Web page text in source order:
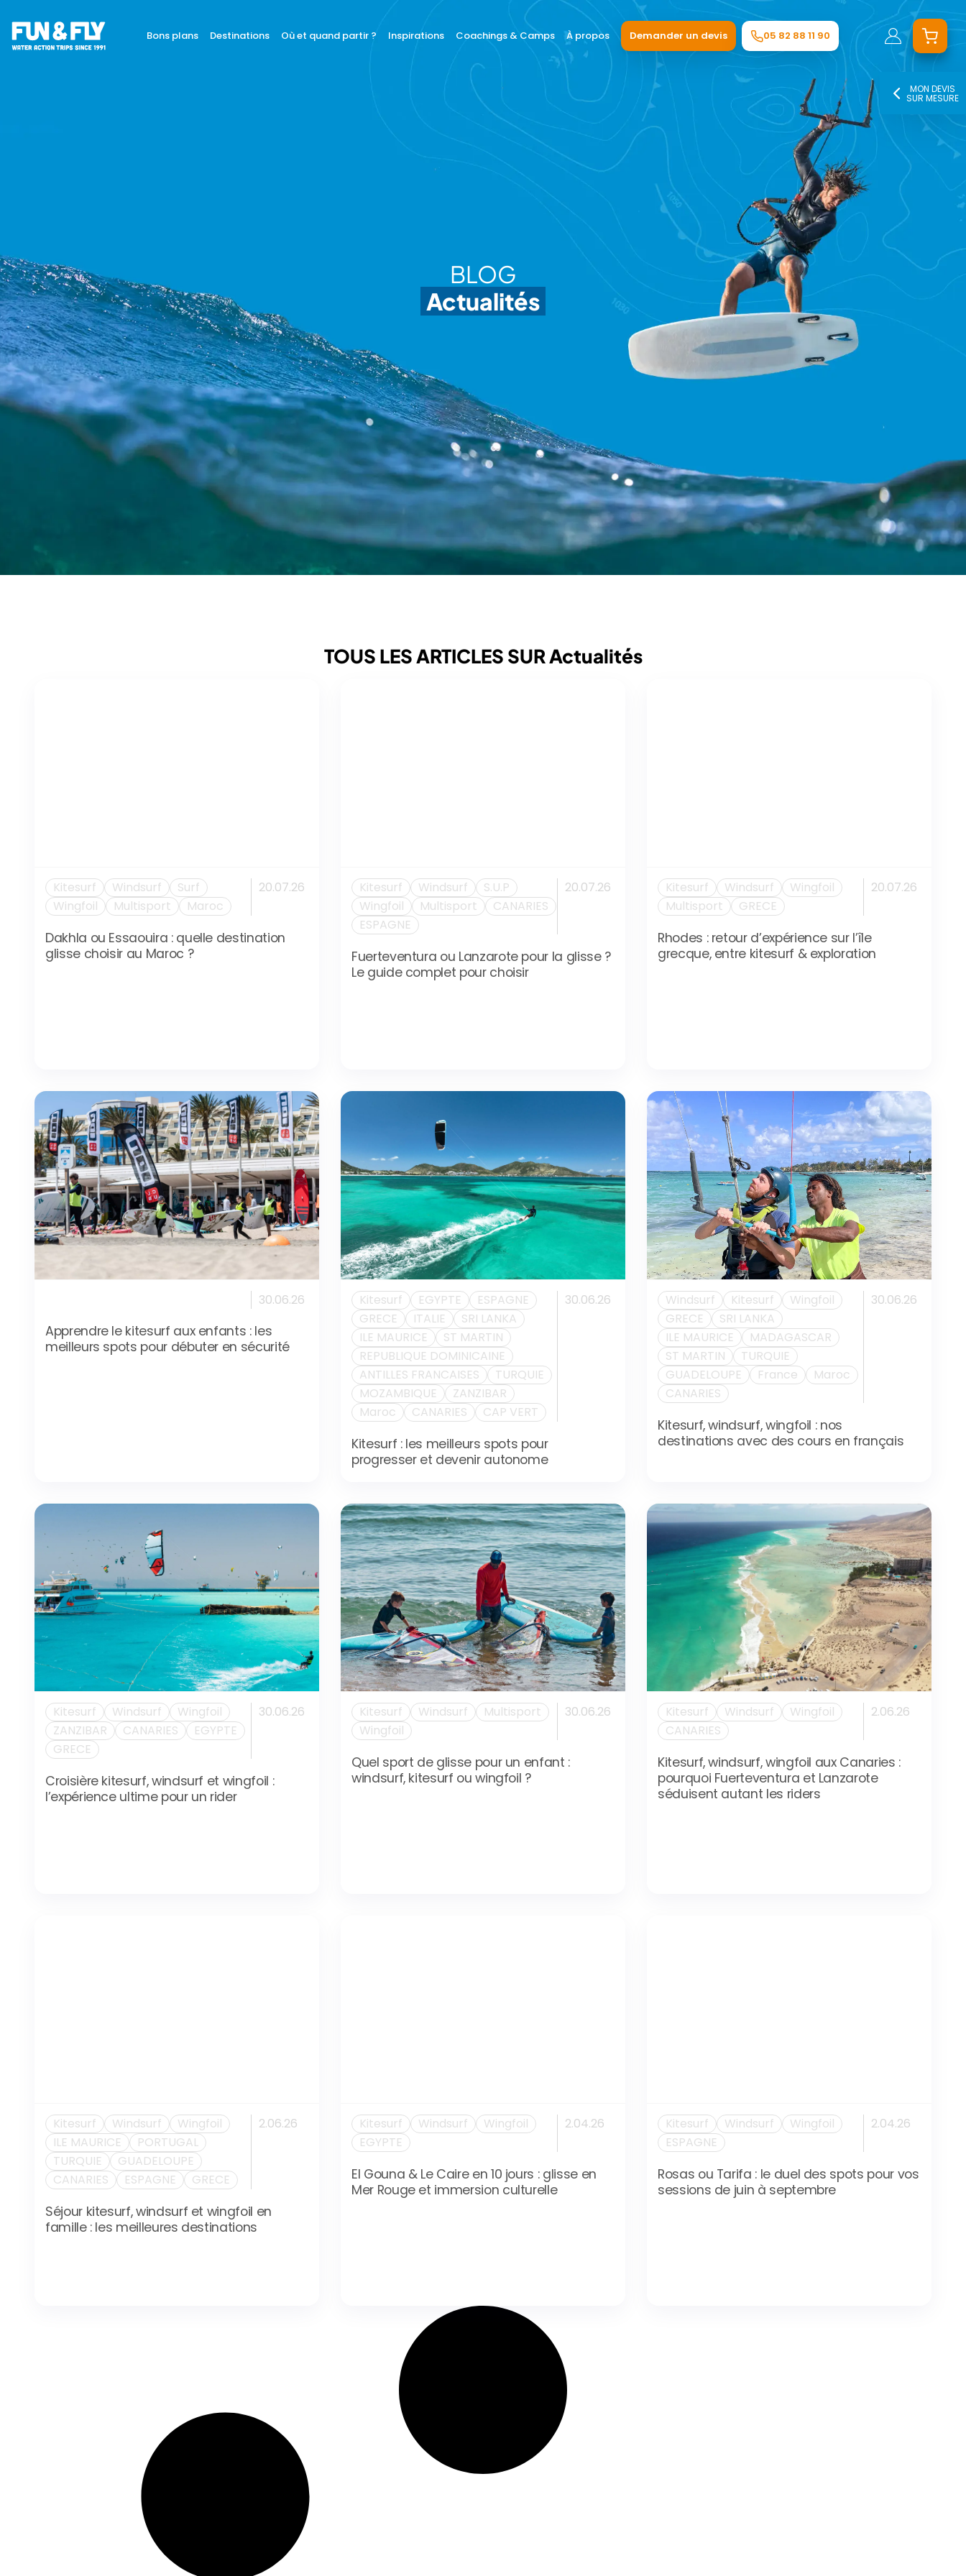
LE BLOG RIDER
DEMANDER UN DEVIS
Bons plans Destinations Où et quand partir ? Inspirations Coachings & Camps À propos Demander un devis 05 82 88 11 90
BLOG
Actualités
TOUS LES ARTICLES SUR Actualités
Kitesurf Windsurf
Surf
Wingfoil
Multisport Maroc
20.07.26
Dakhla ou Essaouira : quelle destination
glisse choisir au Maroc ?
Kitesurf Windsurf
S.U.P
Wingfoil
Multisport
CANARIES
ESPAGNE
20.07.26
Fuerteventura ou Lanzarote pour la glisse ?
Le guide complet pour choisir
Kitesurf Windsurf
Wingfoil
Multisport
GRECE
20.07.26
Rhodes : retour d’expérience sur l’île
grecque, entre kitesurf & exploration
30.06.26
Apprendre le kitesurf aux enfants : les
meilleurs spots pour débuter en sécurité
Kitesurf EGYPTE
ESPAGNE
GRECE
ITALIE
SRI LANKA
ILE MAURICE
ST MARTIN
REPUBLIQUE DOMINICAINE
ANTILLES FRANCAISES
TURQUIE
MOZAMBIQUE
ZANZIBAR
Maroc
CANARIES CAP VERT
30.06.26
Kitesurf : les meilleurs spots pour
progresser et devenir autonome
Windsurf Kitesurf
Wingfoil
GRECE
SRI LANKA
ILE MAURICE
MADAGASCAR
ST MARTIN
TURQUIE
GUADELOUPE
France
Maroc
CANARIES
30.06.26
Kitesurf, windsurf, wingfoil : nos
destinations avec des cours en français
Kitesurf Windsurf
Wingfoil
ZANZIBAR
CANARIES
EGYPTE
GRECE
30.06.26
Croisière kitesurf, windsurf et wingfoil :
l’expérience ultime pour un rider
Kitesurf Windsurf
Multisport
Wingfoil
30.06.26
Quel sport de glisse pour un enfant :
windsurf, kitesurf ou wingfoil ?
Kitesurf Windsurf
Wingfoil
CANARIES
2.06.26
Kitesurf, windsurf, wingfoil aux Canaries :
pourquoi Fuerteventura et Lanzarote
séduisent autant les riders
Kitesurf Windsurf
Wingfoil
ILE MAURICE
PORTUGAL
TURQUIE
GUADELOUPE
CANARIES
ESPAGNE GRECE
2.06.26
Séjour kitesurf, windsurf et wingfoil en
famille : les meilleures destinations
Kitesurf Windsurf
Wingfoil
EGYPTE
2.04.26
El Gouna & Le Caire en 10 jours : glisse en
Mer Rouge et immersion culturelle
Kitesurf Windsurf
Wingfoil
ESPAGNE
2.04.26
Rosas ou Tarifa : le duel des spots pour vos
sessions de juin à septembre
MON DEVIS
SUR MESURE